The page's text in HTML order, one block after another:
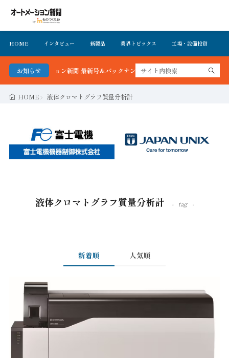
HOME インタビュー 新製品 業界トピックス 工場・設備投資
お知らせ
トメーション新聞 最新号＆バックナンバーを無料で公開中 詳細はこちら
HOME 液体クロマトグラフ質量分析計
液体クロマトグラフ質量分析計 tag
新着順 人気順